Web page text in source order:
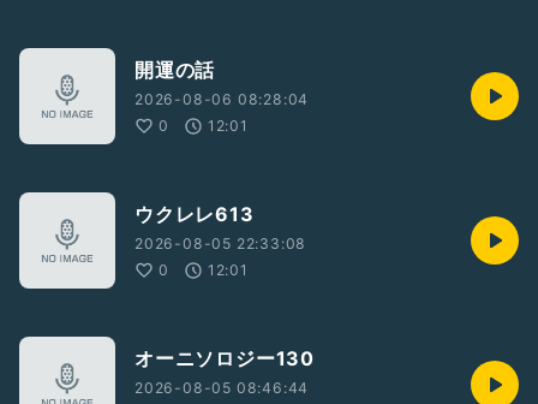
開運の話
2026-08-06 08:28:04
0
12:01
ウクレレ613
2026-08-05 22:33:08
0
12:01
オーニソロジー130
2026-08-05 08:46:44